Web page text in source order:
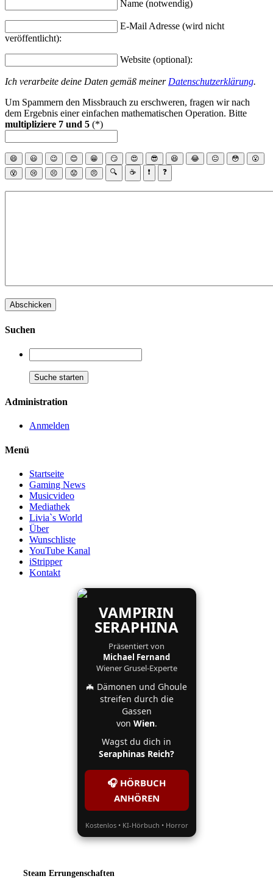
Name (notwendig)
E-Mail Adresse (wird nicht
veröffentlicht):
Website (optional):
Ich verarbeite deine Daten gemäß meiner Datenschutzerklärung.
Um Spammern den Missbrauch zu erschweren, fragen wir nach
dem Ergebnis einer einfachen mathematischen Operation. Bitte
multipliziere 7 und 5 (*)
😄 😃 😉 😊 😁 😏 😍 😎 😆 😂 😐 😳
😮
😵
😢 😣 😟 😠 🔍 ☕ ❗ ❓
Suchen
Administration
Anmelden
Menü
Startseite
Gaming News
Musicvideo
Mediathek
Livia`s World
Über
Wunschliste
YouTube Kanal
iStripper
Kontakt
VAMPIRIN
SERAPHINA
Präsentiert von
Michael Fernand
Wiener Grusel-Experte
🦇 Dämonen und Ghoule
streifen durch die
Gassen
von Wien.
Wagst du dich in
Seraphinas Reich?
🎧 HÖRBUCH
ANHÖREN
Kostenlos • KI-Hörbuch • Horror
Steam Errungenschaften